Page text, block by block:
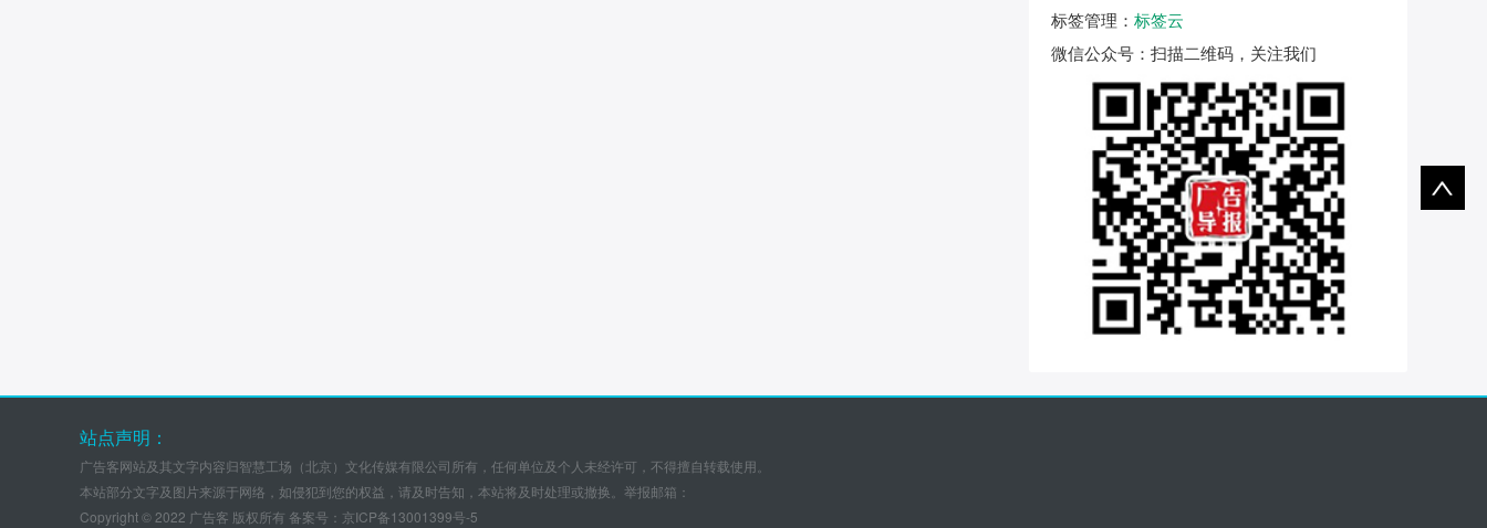
标签管理 ： 标签云
微信公众号 ：扫描二维码，关注我们
站点声明：
广告客网站及其文字内容归智慧工场（北京）文化传媒有限公司所有，任何单位及个人未经许可，不得擅自转载使用。
本站部分文字及图片来源于网络，如侵犯到您的权益，请及时告知，本站将及时处理或撤换。举报邮箱：
Copyright © 2022 广告客 版权所有 备案号： 京ICP备13001399号-5